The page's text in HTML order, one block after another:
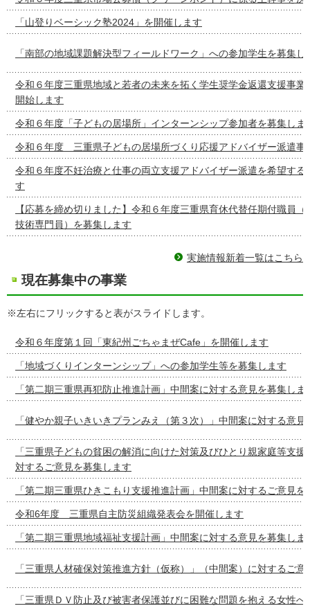
「山登りベーシック塾2024」を開催します
「南部の地域課題解決型フィールドワーク」への参加学生を募集し
令和６年度三重県地域と若者の未来を拓く学生奨学金返還支援事業
開始します
令和６年度「子どもの居場所」インターンシップ参加者を募集しま
令和６年度 三重県子どもの居場所づくり応援アドバイザー派遣事
令和６年度不妊治療と仕事の両立支援アドバイザー派遣を希望する
す
【応募を締め切りました】令和６年度三重県育休代替任期付職員
技術専門員）を募集します
実施情報新着一覧はこちら
現在募集中の事業
※左右にフリックすると表がスライドします。
令和６年度第１回「東紀州ごちゃまぜCafe」を開催します
「地域づくりインターンシップ」への参加学生等を募集します
「第二期三重県再犯防止推進計画」中間案に対する意見を募集しま
「健やか親子いきいきプランみえ（第３次）」中間案に対する意見
「三重県子どもの貧困の解消に向けた対策及びひとり親家庭等支
対するご意見を募集します
「第二期三重県ひきこもり支援推進計画」中間案に対するご意見を
令和6年度 三重県自主防災組織発表会を開催します
「第二期三重県地域福祉支援計画」中間案に対する意見を募集しま
「三重県人材確保対策推進方針（仮称）」（中間案）に対するご
「三重県ＤＶ防止及び被害者保護並びに困難な問題を抱える女性